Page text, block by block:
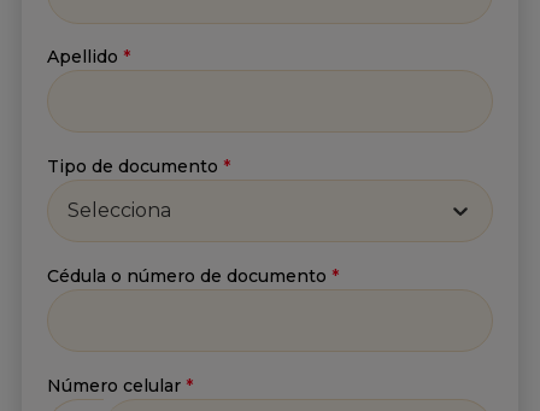
informaciónyAviso de privacidad.*
Enviar
Apellido *
Tipo de documento *
Selecciona
Cédula o número de documento *
Número celular *